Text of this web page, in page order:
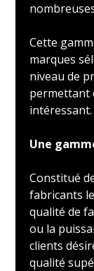
Cette
marques
niveau de
permettant
intéressant.
Une
Constitué
fabricants
qualité de
ou la
clients
qualité